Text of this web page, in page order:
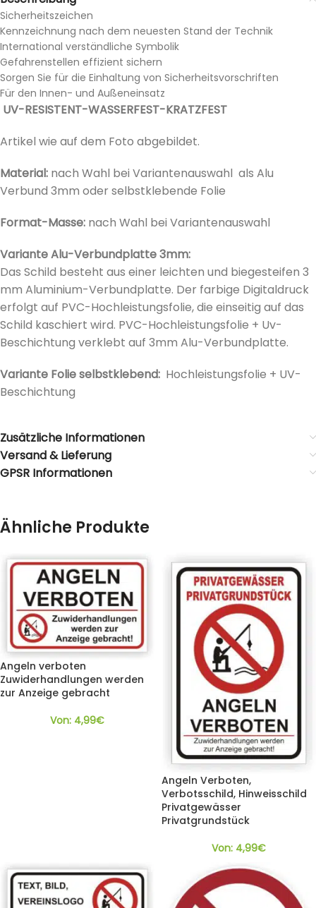
Sicherheitszeichen
Kennzeichnung nach dem neuesten Stand der Technik
International verständliche Symbolik
Gefahrenstellen effizient sichern
Sorgen Sie für die Einhaltung von Sicherheitsvorschriften
Für den Innen- und Außeneinsatz
UV-RESISTENT-WASSERFEST-KRATZFEST
Artikel wie auf dem Foto abgebildet.
Material: nach Wahl bei Variantenauswahl als Alu
Verbund 3mm oder selbstklebende Folie
Format-Masse: nach Wahl bei Variantenauswahl
Variante Alu-Verbundplatte 3mm:
Das Schild besteht aus einer leichten und biegesteifen 3
mm Aluminium-Verbundplatte. Der farbige Digitaldruck
erfolgt auf PVC-Hochleistungsfolie, die einseitig auf das
Schild kaschiert wird. PVC-Hochleistungsfolie + Uv-
Beschichtung verklebt auf 3mm Alu-Verbundplatte.
Variante Folie selbstklebend: Hochleistungsfolie + UV-
Beschichtung
Zusätzliche Informationen
Versand & Lieferung
GPSR Informationen
Ähnliche Produkte
Angeln verboten
Zuwiderhandlungen werden
zur Anzeige gebracht
Von: 4,99€
Angeln Verboten,
Verbotsschild, Hinweisschild
Privatgewässer
Privatgrundstück
Von: 4,99€